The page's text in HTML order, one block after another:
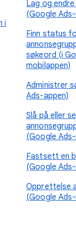
i
Lag og
(Google
Finn status
søkeord (i
mobilappen)
Administrer
Ads-appen)
Slå på eller
(Google
Fastsett en
(Google
Opprettelse
(Google